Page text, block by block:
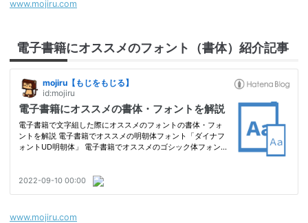
www.mojiru.com
電子書籍にオススメのフォント（書体）紹介記事
www.mojiru.com